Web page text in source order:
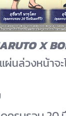
X
นล่วงหน้าจะ